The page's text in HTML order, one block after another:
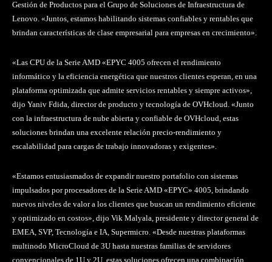
Gestión de Productos para el Grupo de Soluciones de Infraestructura de
Lenovo. «Juntos, estamos habilitando sistemas confiables y rentables que
brindan características de clase empresarial para empresas en crecimiento».
«Las CPU de la Serie AMD «EPYC 4005 ofrecen el rendimiento
informático y la eficiencia energética que nuestros clientes esperan, en una
plataforma optimizada que admite servicios rentables y siempre activos»,
dijo Yaniv Fdida, director de producto y tecnología de OVHcloud. «Junto
con la infraestructura de nube abierta y confiable de OVHcloud, estas
soluciones brindan una excelente relación precio-rendimiento y
escalabilidad para cargas de trabajo innovadoras y exigentes».
«Estamos entusiasmados de expandir nuestro portafolio con sistemas
impulsados por procesadores de la Serie AMD «EPYC» 4005, brindando
nuevos niveles de valor a los clientes que buscan un rendimiento eficiente
y optimizado en costos», dijo Vik Malyala, presidente y director general de
EMEA, SVP, Tecnología e IA, Supermicro. «Desde nuestras plataformas
multinodo MicroCloud de 3U hasta nuestras familias de servidores
convencionales de 1U y 2U, estas soluciones ofrecen una combinación